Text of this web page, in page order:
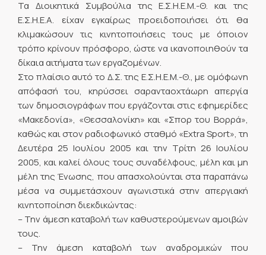
Τα Διοικητικά Συμβούλια της Ε.Σ.Η.Ε.Μ.-Θ. και της
Ε.Σ.Η.Ε.Α. είχαν εγκαίρως προειδοποιήσει ότι θα
κλιμακώσουν τις κινητοποιήσεις τους με όποιον
τρόπο κρίνουν πρόσφορο, ώστε να ικανοποιηθούν τα
δίκαια αιτήματα των εργαζομένων.
Στο πλαίσιο αυτό το Δ.Σ. της Ε.Σ.Η.Ε.Μ.-Θ., με ομόφωνη
απόφασή του, κηρύσσει σαρανταοχτάωρη απεργία
των δημοσιογράφων που εργάζονται στις εφημερίδες
«Μακεδονία», «Θεσσαλονίκη» και «Σπορ του Βορρά»,
καθώς και στον ραδιοφωνικό σταθμό «Extra Sport», τη
Δευτέρα 25 Ιουλίου 2005 και την Τρίτη 26 Ιουλίου
2005, και καλεί όλους τους συναδέλφους, μέλη και μη
μέλη της Ένωσης, που απασχολούνται στα παραπάνω
μέσα να συμμετάσχουν αγωνιστικά στην απεργιακή
κινητοποίηση διεκδικώντας:
– Την άμεση καταβολή των καθυστερούμενων αμοιβών
τους.
– Την άμεση καταβολή των αναδρομικών που